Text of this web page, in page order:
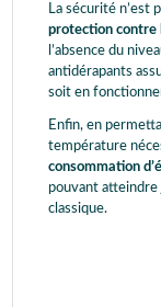
La sécurité n’est
protection contre
l’absence du
antidérapants
soit en
Enfin, en
température
consommation
pouvant atteindre
classique.